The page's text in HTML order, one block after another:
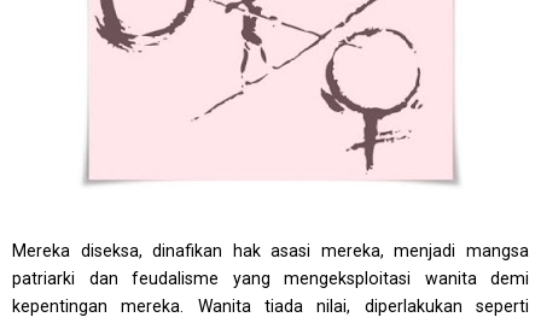
Mereka diseksa, dinafikan hak asasi mereka, menjadi mangsa
patriarki dan feudalisme yang mengeksploitasi wanita demi
kepentingan mereka. Wanita tiada nilai, diperlakukan seperti